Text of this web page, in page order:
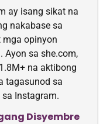
ay isang sikat na
nakabase sa
mga opinyon
sa she.com,
na aktibong
tagasunod sa
Instagram.
Disyembre